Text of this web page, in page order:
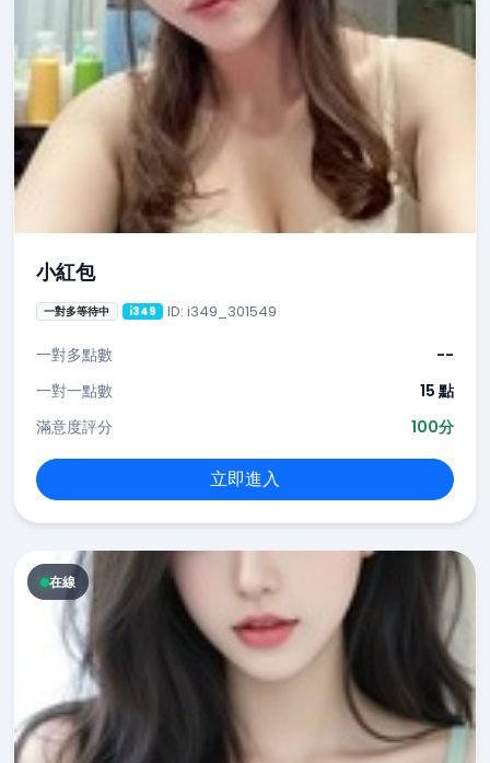
小紅包
一對多等待中 i349 ID: i349_301549
一對多點數
--
一對一點數
15 點
滿意度評分
100分
立即進入
在線